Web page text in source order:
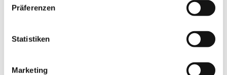
Präferenzen
Statistiken
Marketing
diesem Text.
Hinweis „Die Begrenzung wurde erreicht“